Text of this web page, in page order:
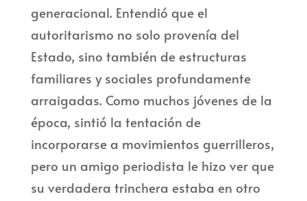
generacional. Entendió que el
autoritarismo no solo provenía del
Estado, sino también de estructuras
familiares y sociales profundamente
arraigadas. Como muchos jóvenes de la
época, sintió la tentación de
incorporarse a movimientos guerrilleros,
pero un amigo periodista le hizo ver que
su verdadera trinchera estaba en otro